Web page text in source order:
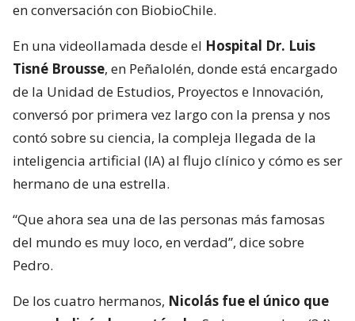
en conversación con BiobioChile.
En una videollamada desde el Hospital Dr. Luis
Tisné Brousse, en Peñalolén, donde está encargado
de la Unidad de Estudios, Proyectos e Innovación,
conversó por primera vez largo con la prensa y nos
contó sobre su ciencia, la compleja llegada de la
inteligencia artificial (IA) al flujo clínico y cómo es ser
hermano de una estrella.
“Que ahora sea una de las personas más famosas
del mundo es muy loco, en verdad”, dice sobre
Pedro.
De los cuatro hermanos, Nicolás fue el único que